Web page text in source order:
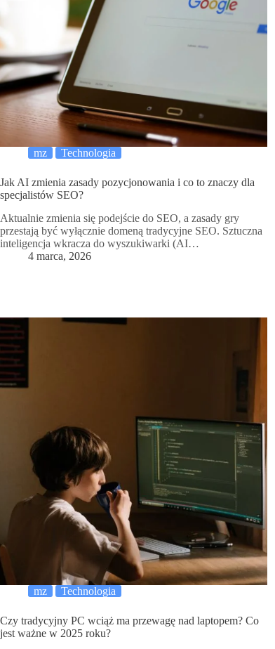
mz Technologia
Jak AI zmienia zasady pozycjonowania i co to znaczy dla
specjalistów SEO?
Aktualnie zmienia się podejście do SEO, a zasady gry
przestają być wyłącznie domeną tradycyjne SEO. Sztuczna
inteligencja wkracza do wyszukiwarki (AI…
4 marca, 2026
mz Technologia
Czy tradycyjny PC wciąż ma przewagę nad laptopem? Co
jest ważne w 2025 roku?